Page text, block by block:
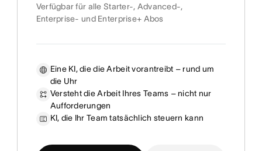
Verfügbar für alle Starter-, Advanced-,
Enterprise- und Enterprise+ Abos
Eine KI, die die Arbeit vorantreibt – rund um
die Uhr
Versteht die Arbeit Ihres Teams – nicht nur
Aufforderungen
KI, die Ihr Team tatsächlich steuern kann